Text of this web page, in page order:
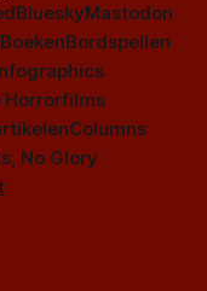
BlueskyMastodon
BoekenBordspellen
Horrorfilms
Columns
No Glory